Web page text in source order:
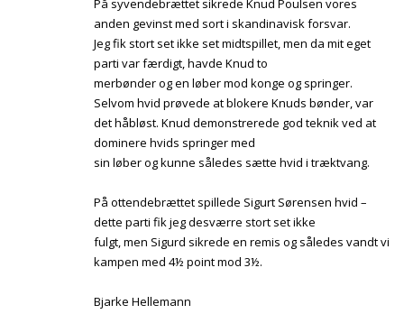
På syvendebrættet sikrede Knud Poulsen vores
anden gevinst med sort i skandinavisk forsvar.
Jeg fik stort set ikke set midtspillet, men da mit eget
parti var færdigt, havde Knud to
merbønder og en løber mod konge og springer.
Selvom hvid prøvede at blokere Knuds bønder, var
det håbløst. Knud demonstrerede god teknik ved at
dominere hvids springer med
sin løber og kunne således sætte hvid i træktvang.
På ottendebrættet spillede Sigurt Sørensen hvid –
dette parti fik jeg desværre stort set ikke
fulgt, men Sigurd sikrede en remis og således vandt vi
kampen med 4½ point mod 3½.
Bjarke Hellemann